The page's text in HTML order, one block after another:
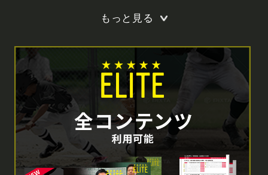
もっと見る